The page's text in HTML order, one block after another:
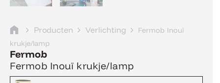
Producten Verlichting
Fermob Inouï
krukje/lamp
Fermob
Fermob Inouï krukje/lamp